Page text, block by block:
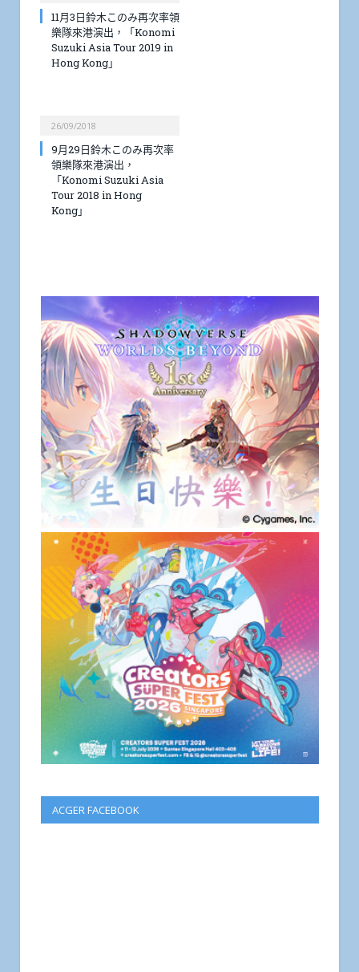
11月3日鈴木このみ再次率領
樂隊來港演出，「Konomi
Suzuki Asia Tour 2019 in
Hong Kong」
26/09/2018
9月29日鈴木このみ再次率
領樂隊來港演出，
「Konomi Suzuki Asia
Tour 2018 in Hong
Kong」
ACGER FACEBOOK